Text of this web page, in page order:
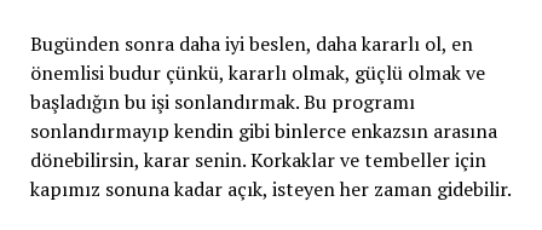
Bugünden sonra daha iyi beslen, daha kararlı ol, en
önemlisi budur çünkü, kararlı olmak, güçlü olmak ve
başladığın bu işi sonlandırmak. Bu programı
sonlandırmayıp kendin gibi binlerce enkazsın arasına
dönebilirsin, karar senin. Korkaklar ve tembeller için
kapımız sonuna kadar açık, isteyen her zaman gidebilir.